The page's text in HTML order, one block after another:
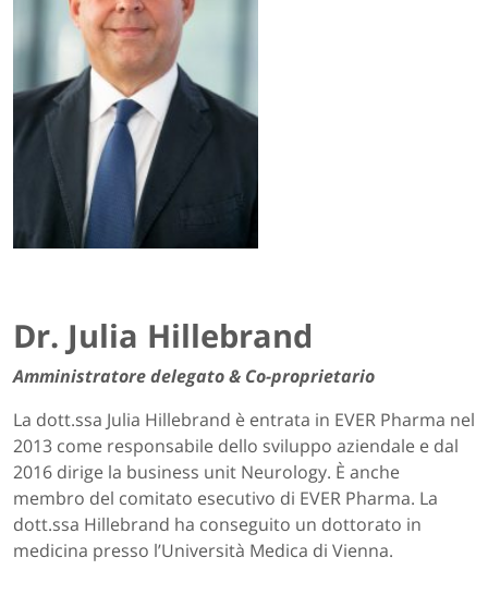
Dr. Julia Hillebrand
Amministratore delegato & Co-proprietario
La dott.ssa Julia Hillebrand è entrata in EVER Pharma nel
2013 come responsabile dello sviluppo aziendale e dal
2016 dirige la business unit Neurology. È anche
membro del comitato esecutivo di EVER Pharma. La
dott.ssa Hillebrand ha conseguito un dottorato in
medicina presso l’Università Medica di Vienna.